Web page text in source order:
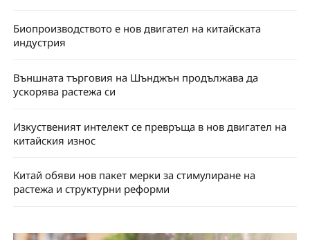
Биопроизводството е нов двигател на китайската
индустрия
Външната търговия на Шънджън продължава да
ускорява растежа си
Изкуственият интелект се превръща в нов двигател на
китайския износ
Китай обяви нов пакет мерки за стимулиране на
растежа и структурни реформи